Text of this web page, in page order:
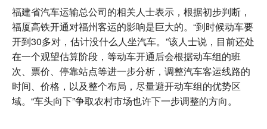
福建省汽车运输总公司的相关人士表示，根据初步判断，
福厦高铁开通对福州客运的影响是巨大的。“到时候动车要
开到30多对，估计没什么人坐汽车。”该人士说，目前还处
在一个观望估算阶段，等动车开通后会根据动车组的班
次、票价、停靠站点等进一步分析，调整汽车客运线路的
时间、价格，以及整个布局，尽量避开动车组的优势区
域。“车头向下”争取农村市场也许下一步调整的方向。